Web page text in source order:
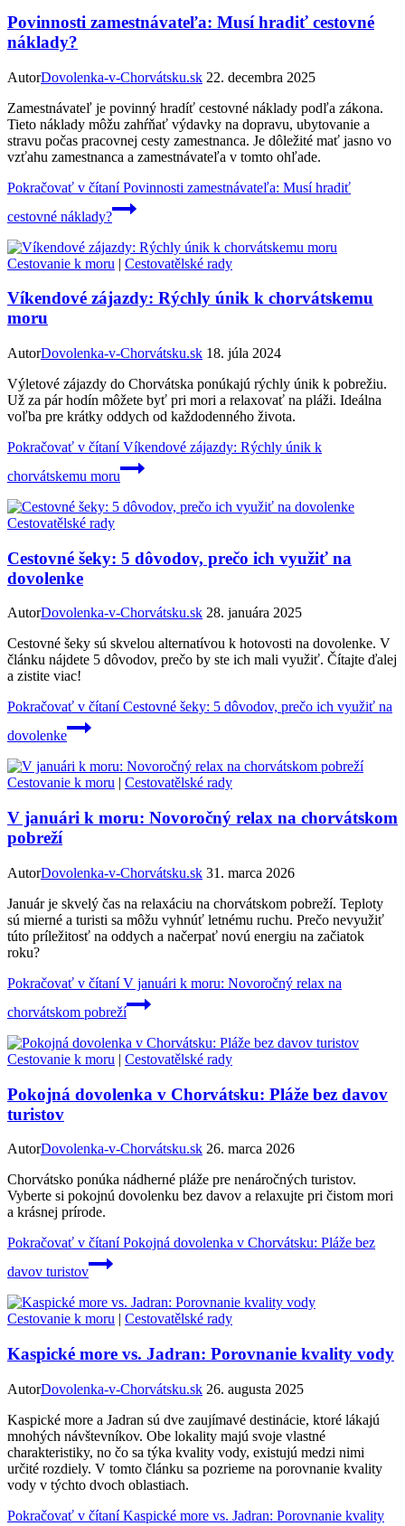
Povinnosti zamestnávateľa: Musí hradiť cestovné
náklady?
AutorDovolenka-v-Chorvátsku.sk 22. decembra 2025
Zamestnávateľ je povinný hradíť cestovné náklady podľa zákona.
Tieto náklady môžu zahŕňať výdavky na dopravu, ubytovanie a
stravu počas pracovnej cesty zamestnanca. Je dôležité mať jasno vo
vzťahu zamestnanca a zamestnávateľa v tomto ohľade.
Pokračovať v čítaníPovinnosti zamestnávateľa: Musí hradiť
cestovné náklady?
Cestovanie k moru | Cestovatělské rady
Víkendové zájazdy: Rýchly únik k chorvátskemu
moru
AutorDovolenka-v-Chorvátsku.sk 18. júla 2024
Výletové zájazdy do Chorvátska ponúkajú rýchly únik k pobrežiu.
Už za pár hodín môžete byť pri mori a relaxovať na pláži. Ideálna
voľba pre krátky oddych od každodenného života.
Pokračovať v čítaníVíkendové zájazdy: Rýchly únik k
chorvátskemu moru
Cestovatělské rady
Cestovné šeky: 5 dôvodov, prečo ich využiť na
dovolenke
AutorDovolenka-v-Chorvátsku.sk 28. januára 2025
Cestovné šeky sú skvelou alternatívou k hotovosti na dovolenke. V
článku nájdete 5 dôvodov, prečo by ste ich mali využiť. Čítajte ďalej
a zistite viac!
Pokračovať v čítaníCestovné šeky: 5 dôvodov, prečo ich využiť na
dovolenke
Cestovanie k moru | Cestovatělské rady
V januári k moru: Novoročný relax na chorvátskom
pobreží
AutorDovolenka-v-Chorvátsku.sk 31. marca 2026
Január je skvelý čas na relaxáciu na chorvátskom pobreží. Teploty
sú mierné a turisti sa môžu vyhnúť letnému ruchu. Prečo nevyužiť
túto príležitosť na oddych a načerpať novú energiu na začiatok
roku?
Pokračovať v čítaníV januári k moru: Novoročný relax na
chorvátskom pobreží
Cestovanie k moru | Cestovatělské rady
Pokojná dovolenka v Chorvátsku: Pláže bez davov
turistov
AutorDovolenka-v-Chorvátsku.sk 26. marca 2026
Chorvátsko ponúka nádherné pláže pre nenáročných turistov.
Vyberte si pokojnú dovolenku bez davov a relaxujte pri čistom mori
a krásnej prírode.
Pokračovať v čítaníPokojná dovolenka v Chorvátsku: Pláže bez
davov turistov
Cestovanie k moru | Cestovatělské rady
Kaspické more vs. Jadran: Porovnanie kvality vody
AutorDovolenka-v-Chorvátsku.sk 26. augusta 2025
Kaspické more a Jadran sú dve zaujímavé destinácie, ktoré lákajú
mnohých návštevníkov. Obe lokality majú svoje vlastné
charakteristiky, no čo sa týka kvality vody, existujú medzi nimi
určité rozdiely. V tomto článku sa pozrieme na porovnanie kvality
vody v týchto dvoch oblastiach.
Pokračovať v čítaníKaspické more vs. Jadran: Porovnanie kvality